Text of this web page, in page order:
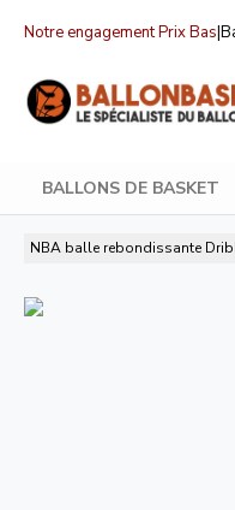
Notre engagement Prix Bas|
BALLONS DE BASKET
NBA balle rebondissante